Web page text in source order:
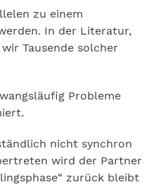
zu einem
In der Literatur,
Tausende solcher
Probleme
nicht synchron
wird der Partner
zurück bleibt